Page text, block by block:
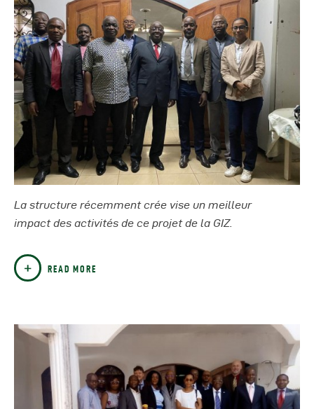
La structure récemment crée vise un meilleur
impact des activités de ce projet de la GIZ.
READ MORE